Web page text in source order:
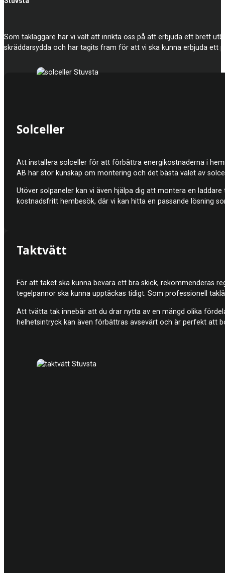
Som takläggare har vi valt att inrikta oss på att erbjuda ett brett
skräddarsydda och har tagits fram för att vi ska kunna erbjuda ett
Solceller
Att installera solceller för att förbättra energikostnaderna i
AB har stor kunskap om montering och det bästa valet av
Utöver solpaneler kan vi även hjälpa dig att montera en
kostnadsfritt hembesök, där vi kan hitta en passande lösning
Taktvätt
För att taket ska kunna bevara ett bra skick, rekommenderas
tegelpannor ska kunna upptäckas tidigt. Som professionell
Att tvätta tak innebär att du drar nytta av en mängd olika
helhetsintryck kan även förbättras avsevärt och är perfekt att